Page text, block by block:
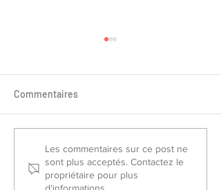
Sélectionnés France Piste
2026
Commentaires
Les commentaires sur ce post ne
sont plus acceptés. Contactez le
propriétaire pour plus